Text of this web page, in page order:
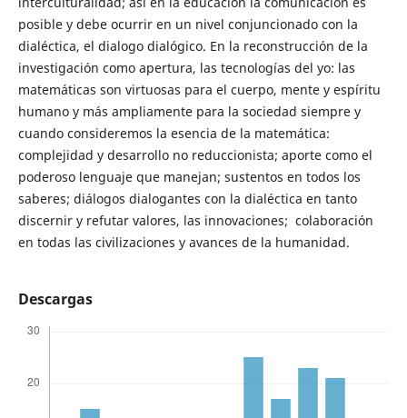
posible y debe ocurrir en un nivel conjuncionado con la
dialéctica, el dialogo dialógico. En la reconstrucción de la
investigación como apertura, las tecnologías del yo: las
matemáticas son virtuosas para el cuerpo, mente y espíritu
humano y más ampliamente para la sociedad siempre y
cuando consideremos la esencia de la matemática:
complejidad y desarrollo no reduccionista; aporte como el
poderoso lenguaje que manejan; sustentos en todos los
saberes; diálogos dialogantes con la dialéctica en tanto
discernir y refutar valores, las innovaciones; colaboración
en todas las civilizaciones y avances de la humanidad.
Descargas